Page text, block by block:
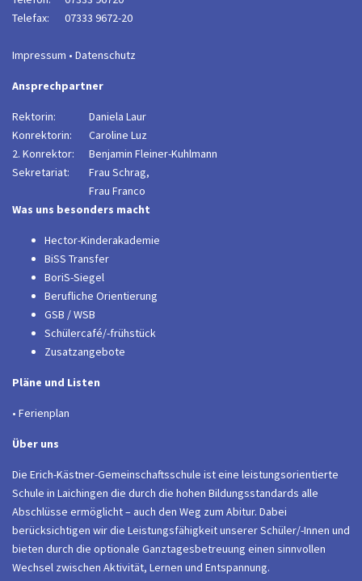
Telefax:
07333 9672-20
Impressum • Datenschutz
Ansprechpartner
Rektorin:
Daniela Laur
Konrektorin:
Caroline Luz
2. Konrektor:
Benjamin Fleiner-Kuhlmann
Sekretariat:
Frau Schrag,
Frau Franco
Was uns besonders macht
Hector-Kinderakademie
BiSS Transfer
BoriS-Siegel
Berufliche Orientierung
GSB / WSB
Schülercafé/-frühstück
Zusatzangebote
Pläne und Listen
• Ferienplan
Über uns
Die Erich-Kästner-Gemeinschaftsschule ist eine leistungsorientierte
Schule in Laichingen die durch die hohen Bildungsstandards alle
Abschlüsse ermöglicht – auch den Weg zum Abitur. Dabei
berücksichtigen wir die Leistungsfähigkeit unserer Schüler/-Innen und
bieten durch die optionale Ganztagesbetreuung einen sinnvollen
Wechsel zwischen Aktivität, Lernen und Entspannung.